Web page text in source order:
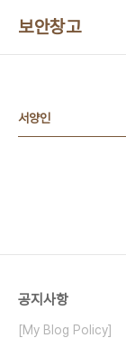
보안창고
서양인
공지사항
[My Blog Policy]